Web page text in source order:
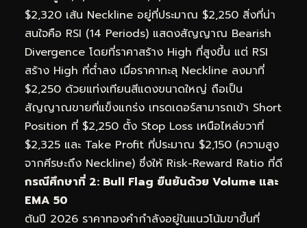
$2,320 เส้น Neckline อยู่ที่ประมาณ $2,250 สิ่งที่น่า
สนใจคือ RSI (14 Periods) แสดงสัญญาณ Bearish
Divergence โดยที่ราคาสร้าง High ที่สูงขึ้น แต่ RSI
สร้าง High ที่ต่ำลง เมื่อราคาทะลุ Neckline ลงมาที่
$2,250 ด้วยแท่งเทียนสีแดงขนาดใหญ่ ถือเป็น
สัญญาณขายที่แข็งแกร่ง เทรดเดอร์สามารถเข้า Short
Position ที่ $2,250 ตั้ง Stop Loss เหนือไหล่ขวาที่
$2,325 และ Take Profit ที่ประมาณ $2,150 (ความสูง
จากศีรษะถึง Neckline) ซึ่งให้ Risk-Reward Ratio ที่ดี
กรณีศึกษาที่ 2: Bull Flag ยืนยันด้วย Volume และ
EMA 50
ต้นปี 2026 ราคาทองคำกำลังอยู่ในแนวโน้มขาขึ้นที่